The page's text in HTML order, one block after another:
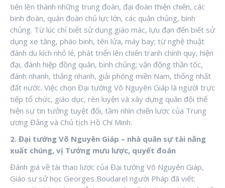
tiến lên thành những trung đoàn, đại đoàn thiện chiến, các
binh đoàn, quân đoàn chủ lực lớn, các quân chủng, binh
chủng. Từ lúc chỉ biết sử dụng giáo mác, lựu đạn đến biết sử
dụng xe tăng, pháo binh, tên lửa, máy bay; từ nghệ thuật
đánh du kích nhỏ lẻ, phát triển lên chiến tranh chính quy, hiện
đại, đánh hiệp đồng quân, binh chủng; vận động thần tốc,
đánh nhanh, thắng nhanh, giải phóng miền Nam, thống nhất
đất nước. Việc chọn Đại tướng Võ Nguyên Giáp là người trực
tiếp tổ chức, giáo dục, rèn luyện và xây dựng quân đội thể
hiện sự tin tưởng tuyệt đối, tầm nhìn chiến lược của Trung
ương Đảng và Chủ tịch Hồ Chí Minh.
2. Đại tướng Võ Nguyên Giáp – nhà quân sự tài năng
xuất chúng, vị Tướng mưu lược, quyết đoán
Đánh giá về tài thao lược của Đại tướng Võ Nguyên Giáp,
Giáo sư sử học Georges Boudarel người Pháp đã viết: